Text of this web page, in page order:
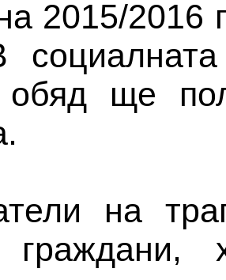
2015/2016
обяд ще
на
граждани,